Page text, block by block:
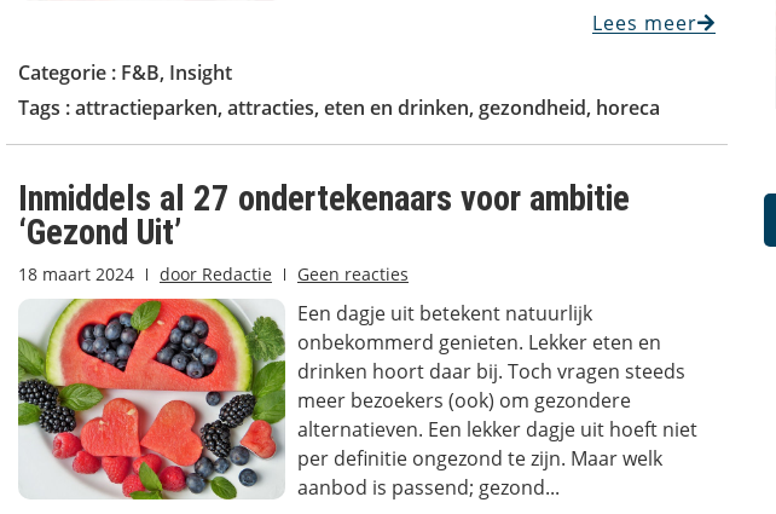
Lees meer
Categorie : F&B, Insight
Tags :attractieparken, attracties, eten en drinken, gezondheid, horeca
Inmiddels al 27 ondertekenaars voor ambitie
‘Gezond Uit’
18 maart 2024 door Redactie Geen reacties
Een dagje uit betekent natuurlijk
onbekommerd genieten. Lekker eten en
drinken hoort daar bij. Toch vragen steeds
meer bezoekers (ook) om gezondere
alternatieven. Een lekker dagje uit hoeft niet
per definitie ongezond te zijn. Maar welk
aanbod is passend; gezond...